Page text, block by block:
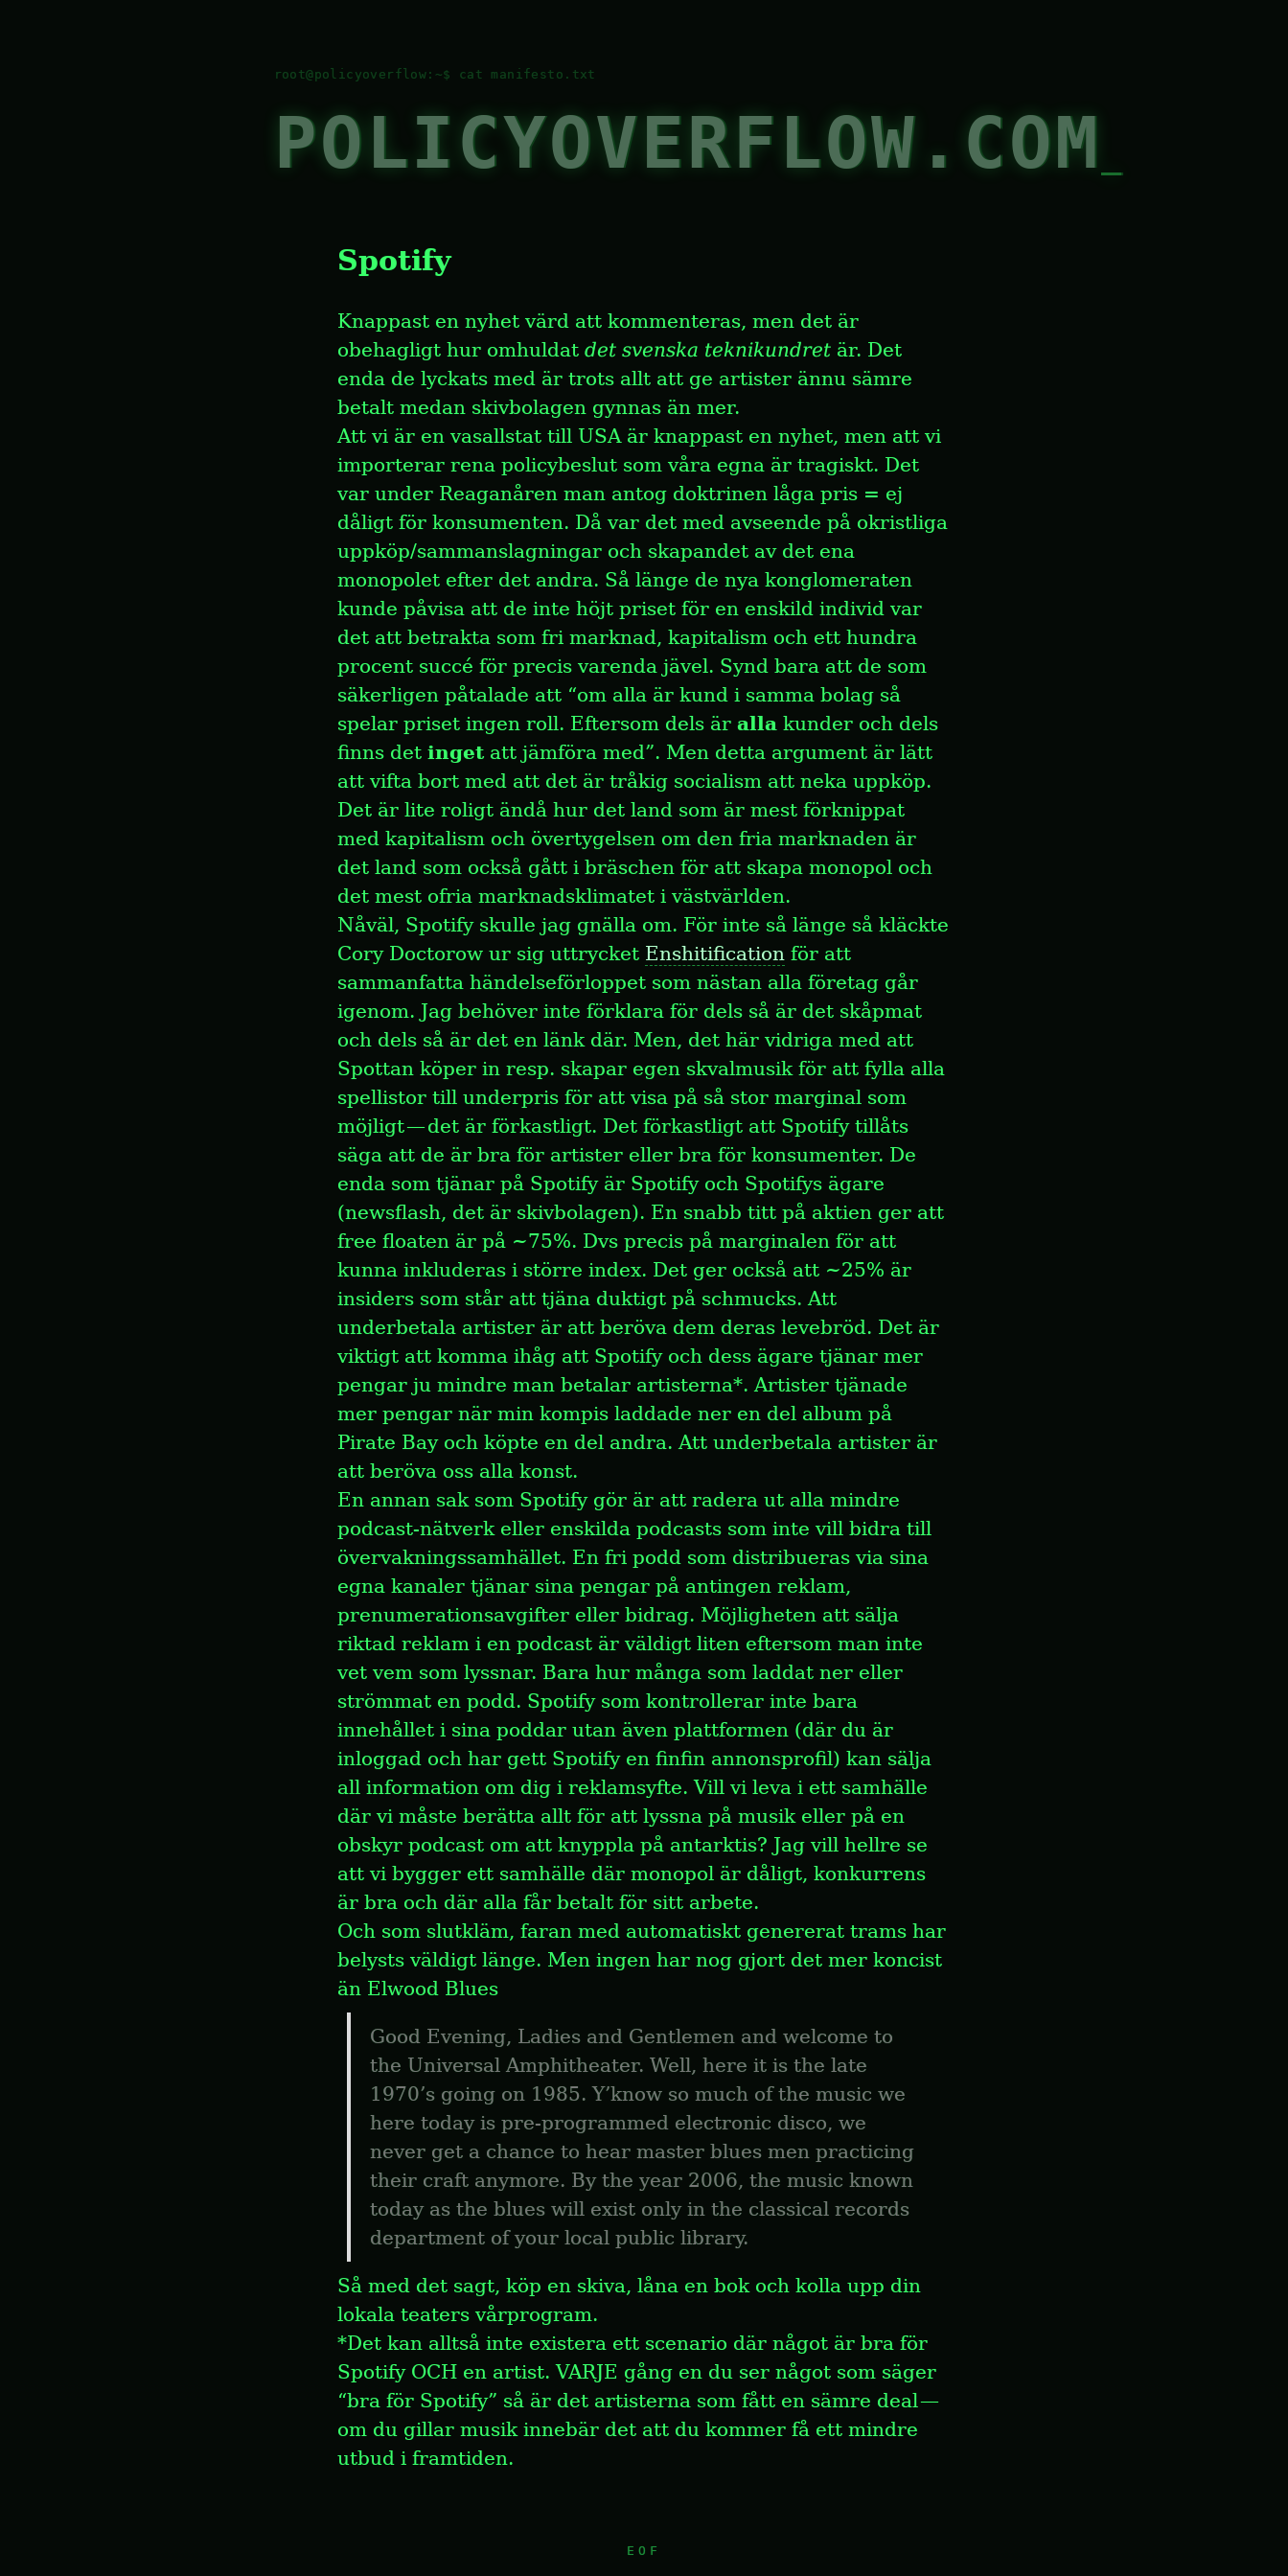
POLICYOVERFLOW.COM
Spotify
Knappast en nyhet värd att kommenteras, men det är
obehagligt hur omhuldat det svenska teknikundret är. Det
enda de lyckats med är trots allt att ge artister ännu sämre
betalt medan skivbolagen gynnas än mer.
Att vi är en vasallstat till USA är knappast en nyhet, men att vi
importerar rena policybeslut som våra egna är tragiskt. Det
var under Reaganåren man antog doktrinen låga pris = ej
dåligt för konsumenten. Då var det med avseende på okristliga
uppköp/sammanslagningar och skapandet av det ena
monopolet efter det andra. Så länge de nya konglomeraten
kunde påvisa att de inte höjt priset för en enskild individ var
det att betrakta som fri marknad, kapitalism och ett hundra
procent succé för precis varenda jävel. Synd bara att de som
säkerligen påtalade att “om alla är kund i samma bolag så
spelar priset ingen roll. Eftersom dels är alla kunder och dels
finns det inget att jämföra med”. Men detta argument är lätt
att vifta bort med att det är tråkig socialism att neka uppköp.
Det är lite roligt ändå hur det land som är mest förknippat
med kapitalism och övertygelsen om den fria marknaden är
det land som också gått i bräschen för att skapa monopol och
det mest ofria marknadsklimatet i västvärlden.
Nåväl, Spotify skulle jag gnälla om. För inte så länge så kläckte
Cory Doctorow ur sig uttrycket Enshitification för att
sammanfatta händelseförloppet som nästan alla företag går
igenom. Jag behöver inte förklara för dels så är det skåpmat
och dels så är det en länk där. Men, det här vidriga med att
Spottan köper in resp. skapar egen skvalmusik för att fylla alla
spellistor till underpris för att visa på så stor marginal som
möjligt — det är förkastligt. Det förkastligt att Spotify tillåts
säga att de är bra för artister eller bra för konsumenter. De
enda som tjänar på Spotify är Spotify och Spotifys ägare
(newsflash, det är skivbolagen). En snabb titt på aktien ger att
free floaten är på ~75%. Dvs precis på marginalen för att
kunna inkluderas i större index. Det ger också att ~25% är
insiders som står att tjäna duktigt på schmucks. Att
underbetala artister är att beröva dem deras levebröd. Det är
viktigt att komma ihåg att Spotify och dess ägare tjänar mer
pengar ju mindre man betalar artisterna*. Artister tjänade
mer pengar när min kompis laddade ner en del album på
Pirate Bay och köpte en del andra. Att underbetala artister är
att beröva oss alla konst.
En annan sak som Spotify gör är att radera ut alla mindre
podcast-nätverk eller enskilda podcasts som inte vill bidra till
övervakningssamhället. En fri podd som distribueras via sina
egna kanaler tjänar sina pengar på antingen reklam,
prenumerationsavgifter eller bidrag. Möjligheten att sälja
riktad reklam i en podcast är väldigt liten eftersom man inte
vet vem som lyssnar. Bara hur många som laddat ner eller
strömmat en podd. Spotify som kontrollerar inte bara
innehållet i sina poddar utan även plattformen (där du är
inloggad och har gett Spotify en finfin annonsprofil) kan sälja
all information om dig i reklamsyfte. Vill vi leva i ett samhälle
där vi måste berätta allt för att lyssna på musik eller på en
obskyr podcast om att knyppla på antarktis? Jag vill hellre se
att vi bygger ett samhälle där monopol är dåligt, konkurrens
är bra och där alla får betalt för sitt arbete.
Och som slutkläm, faran med automatiskt genererat trams har
belysts väldigt länge. Men ingen har nog gjort det mer koncist
än Elwood Blues
Good Evening, Ladies and Gentlemen and welcome to
the Universal Amphitheater. Well, here it is the late
1970’s going on 1985. Y’know so much of the music we
here today is pre-programmed electronic disco, we
never get a chance to hear master blues men practicing
their craft anymore. By the year 2006, the music known
today as the blues will exist only in the classical records
department of your local public library.
Så med det sagt, köp en skiva, låna en bok och kolla upp din
lokala teaters vårprogram.
*Det kan alltså inte existera ett scenario där något är bra för
Spotify OCH en artist. VARJE gång en du ser något som säger
“bra för Spotify” så är det artisterna som fått en sämre deal —
om du gillar musik innebär det att du kommer få ett mindre
utbud i framtiden.